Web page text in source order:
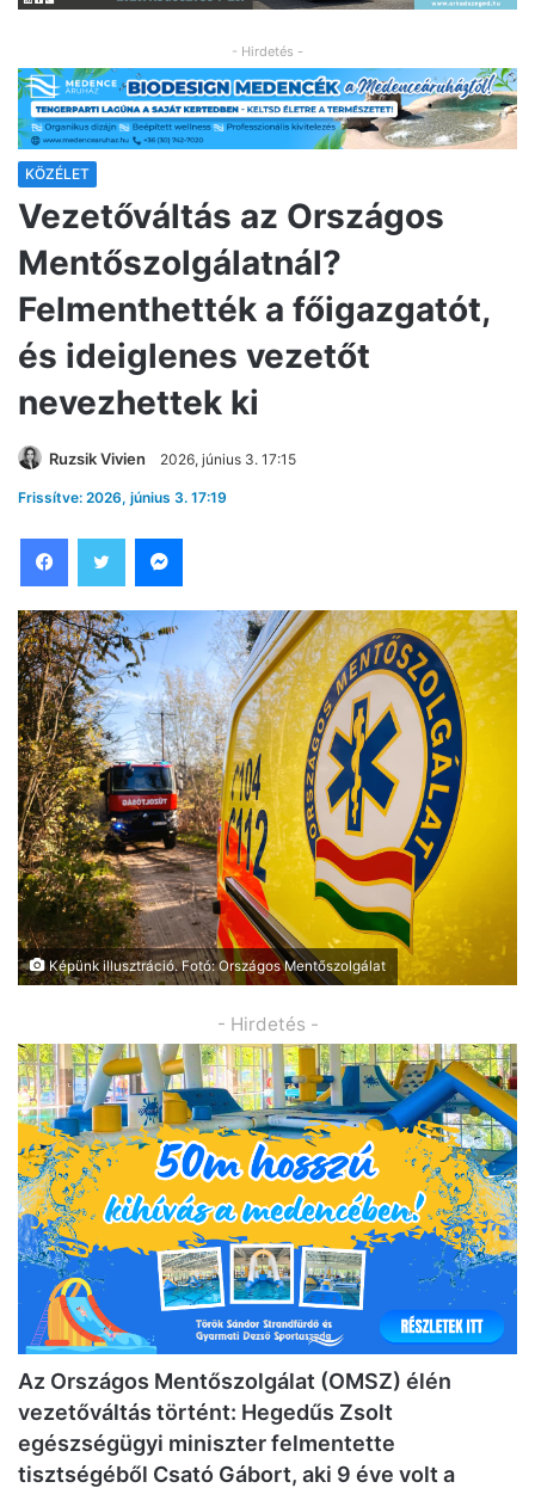
- Hirdetés -
KÖZÉLET
Vezetőváltás az Országos
Mentőszolgálatnál?
Felmenthették a főigazgatót,
és ideiglenes vezetőt
nevezhettek ki
Ruzsik Vivien 2026, június 3. 17:15
Frissítve: 2026, június 3. 17:19
Képünk illusztráció. Fotó: Országos Mentőszolgálat
- Hirdetés -
Az Országos Mentőszolgálat (OMSZ) élén
vezetőváltás történt: Hegedűs Zsolt
egészségügyi miniszter felmentette
tisztségéből Csató Gábort, aki 9 éve volt a